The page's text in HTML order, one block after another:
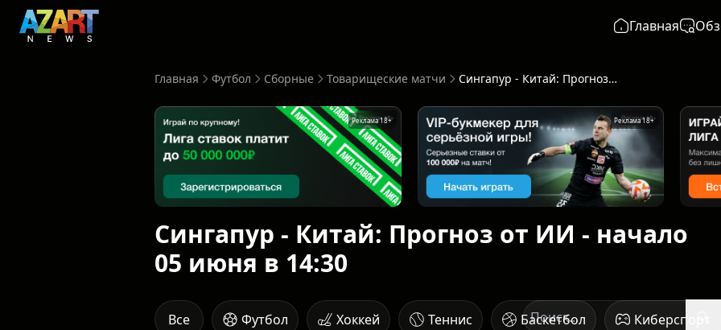
Главная
Главная Футбол Сборные Товарищеские матчи Сингапур - Китай: Прогноз от ИИ - начало 05 июня в 14:30
Реклама 18+ Реклама 18+
Сингапур - Китай: Прогноз от ИИ - начало
05 июня в 14:30
Все Футбол Хоккей Теннис Баскетбол Киберспорт